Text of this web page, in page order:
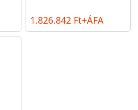
1.826.842 Ft+ÁFA